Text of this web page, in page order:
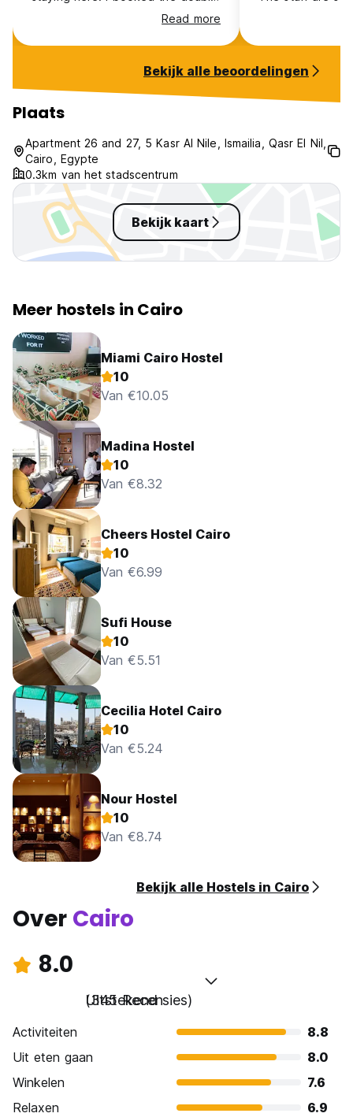
room with private ensuite.Read more
Bekijk alle beoordelingen
Plaats
Apartment 26 and 27, 5 Kasr Al Nile, Ismailia, Qasr El Nil,
Cairo, Egypte
0.3km van het stadscentrum
Bekijk kaart
Meer hostels in Cairo
Miami Cairo Hostel
10
Van €10.05
Madina Hostel
10
Van €8.32
Cheers Hostel Cairo
10
Van €6.99
Sufi House
10
Van €5.51
Cecilia Hotel Cairo
10
Van €5.24
Nour Hostel
10
Van €8.74
Bekijk alle Hostels in Cairo
Over Cairo
8.0
Uitstekend
(345 Recensies)
Activiteiten
8.8
Uit eten gaan
8.0
Winkelen
7.6
Relaxen
6.9